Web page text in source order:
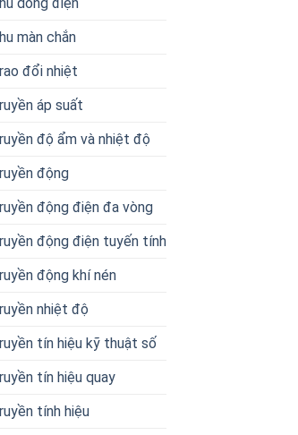
màn chắn
đổi nhiệt
áp suất
độ ẩm và nhiệt độ
động
động điện đa vòng
động điện tuyến tính
động khí nén
nhiệt độ
tín hiệu kỹ thuật số
tín hiệu quay
tính hiệu